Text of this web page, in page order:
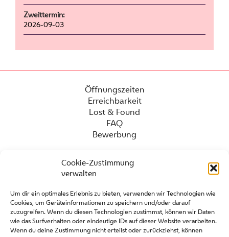
Cookie-Zustimmung
verwalten
Um dir ein optimales Erlebnis zu bieten, verwenden wir Technologien wie
Cookies, um Geräteinformationen zu speichern und/oder darauf
zuzugreifen. Wenn du diesen Technologien zustimmst, können wir Daten
wie das Surfverhalten oder eindeutige IDs auf dieser Website verarbeiten.
Wenn du deine Zustimmung nicht erteilst oder zurückziehst, können
Zweittermin:
2026-09-03
Öffnungszeiten
Erreichbarkeit
Lost & Found
FAQ
Bewerbung
Presse